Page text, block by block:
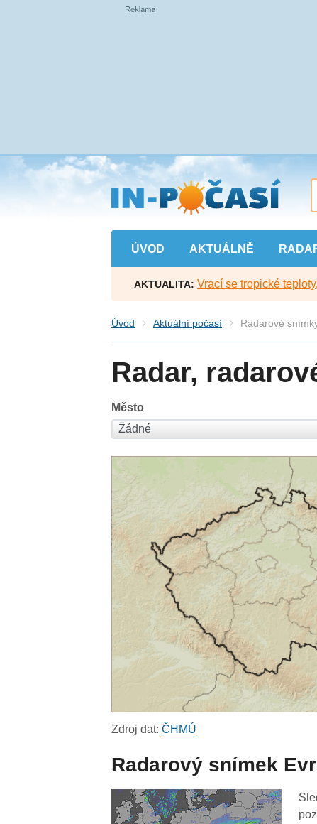
Přejít
na
hlavní
obsah
ÚVOD AKTUÁLNĚ
AKTUALITA: Vrací se tropické
Úvod Aktuální počasí Radarové
Radar,
Město
Zdroj dat:ČHMÚ
Radarový snímek